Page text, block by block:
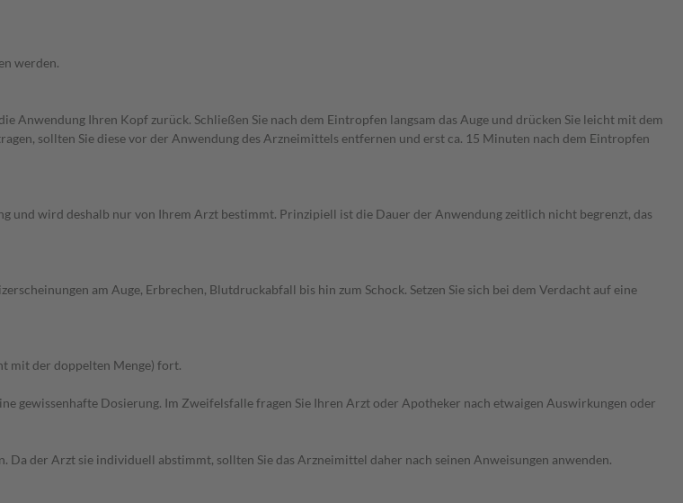
werden.
Anwendung Ihren Kopf zurück. Schließen Sie nach dem Eintropfen langsam das Auge und drücken Sie leicht mit dem
sollten Sie diese vor der Anwendung des Arzneimittels entfernen und erst ca. 15 Minuten nach dem Eintropfen
wird deshalb nur von Ihrem Arzt bestimmt. Prinzipiell ist die Dauer der Anwendung zeitlich nicht begrenzt, das
am Auge, Erbrechen, Blutdruckabfall bis hin zum Schock. Setzen Sie sich bei dem Verdacht auf eine
mit der doppelten Menge) fort.
gewissenhafte Dosierung. Im Zweifelsfalle fragen Sie Ihren Arzt oder Apotheker nach etwaigen Auswirkungen oder
der Arzt sie individuell abstimmt, sollten Sie das Arzneimittel daher nach seinen Anweisungen anwenden.